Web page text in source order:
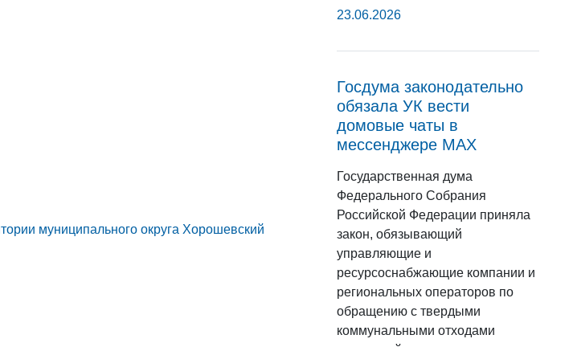
муниципального округа Хорошевский
23.06.2026
Госдума законодательно
обязала УК вести
домовые чаты в
мессенджере МАХ
Государственная дума
Федерального Собрания
Российской Федерации приняла
закон, обязывающий
управляющие и
ресурсоснабжающие компании и
региональных операторов по
обращению с твердыми
коммунальными отходами